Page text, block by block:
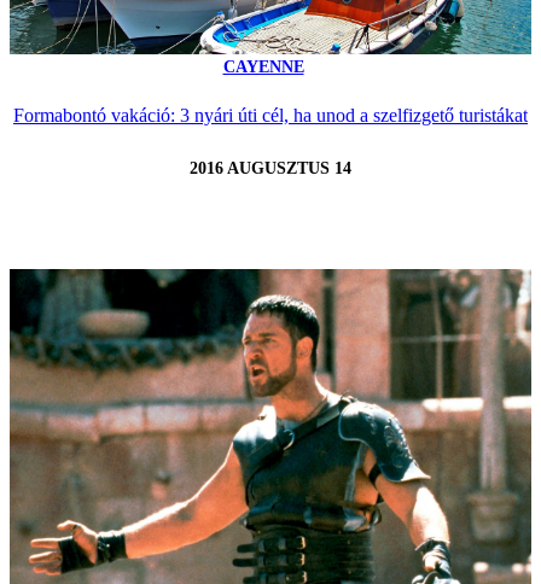
CAYENNE
Formabontó vakáció: 3 nyári úti cél, ha unod a szelfizgető turistákat
2016 AUGUSZTUS 14